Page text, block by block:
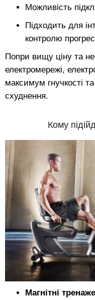
Можливість
Підходить для
контролю
Попри вищу ціну та
електромережі,
максимум гнучкості
схуднення.
Кому
Магнітні